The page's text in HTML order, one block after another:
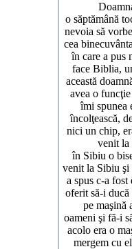
Doamna E.
o săptămână
nevoia să
cea
în care a pus
face Biblia,
această
avea o
îmi spunea
încolţească,
nici un chip,
venit la
în Sibiu o
venit la Sibiu şi
a spus c-a
oferit să-i ducă
pe maşină
oameni şi fă-i
acolo era o
mergem cu